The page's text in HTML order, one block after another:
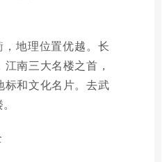
地理位置优越。长
南三大名楼之首，
标和文化名片。去武